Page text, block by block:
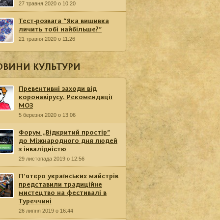
27 травня 2020 о 10:20
Тест-розвага “Яка вишивка
личить тобі найбільше?”
21 травня 2020 о 11:26
КУЛЬТУРИ
Превентивні заходи від
коронавірусу. Рекомендації
МОЗ
5 березня 2020 о 13:06
Форум „Відкритий простір”
до Міжнародного дня людей
з інвалідністю
29 листопада 2019 о 12:56
П’ятеро українських майстрів
представили традиційне
мистецтво на фестивалі в
Туреччині
26 липня 2019 о 16:44